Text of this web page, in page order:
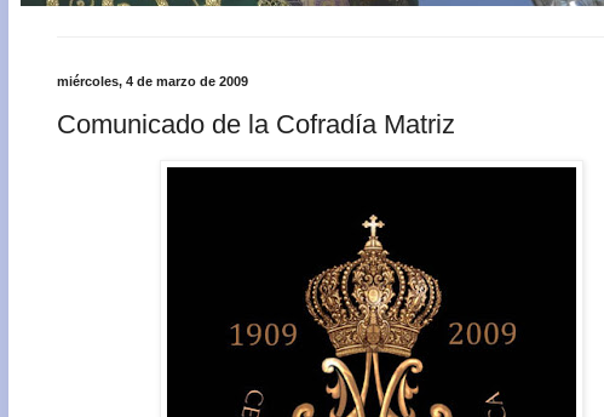
miércoles, 4 de marzo de 2009
Comunicado de la Cofradía Matriz